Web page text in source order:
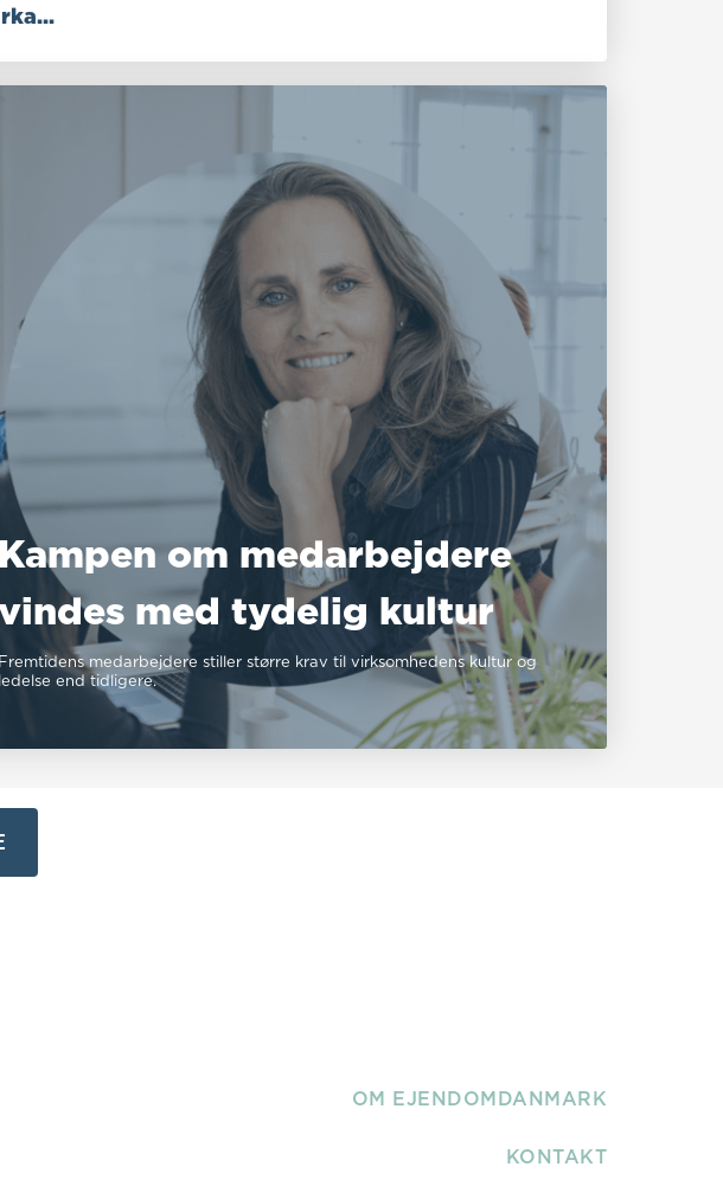
Kampen om medarbejdere
med tydelig kultur
Fremtidens medarbejdere stiller større krav til virksomhedens kultur og
ledelse end tidligere.
OM EJENDOMDANMARK
KONTAKT